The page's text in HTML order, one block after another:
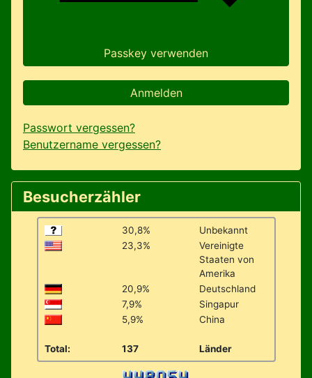
Passkey verwenden
Anmelden
Passwort vergessen?
Benutzername vergessen?
Besucherzähler
30,8%
Unbekannt
23,3%
Vereinigte
Staaten von
Amerika
20,9%
Deutschland
7,9%
Singapur
5,9%
China
Total: 137 Länder